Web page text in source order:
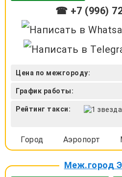
☎ +7 (996)
Цена по межгороду:
График работы:
Рейтинг такси:
Город Аэропорт
Меж.город